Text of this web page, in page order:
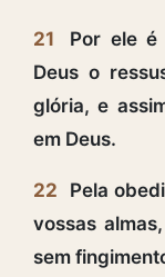
21
Por ele é
Deus o
glória, e
em Deus.
22
Pela
vossas
sem